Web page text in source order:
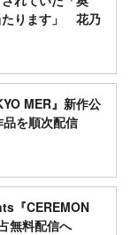
たります」 花乃
MER』新作公
を順次配信
『CEREMON
無料配信へ